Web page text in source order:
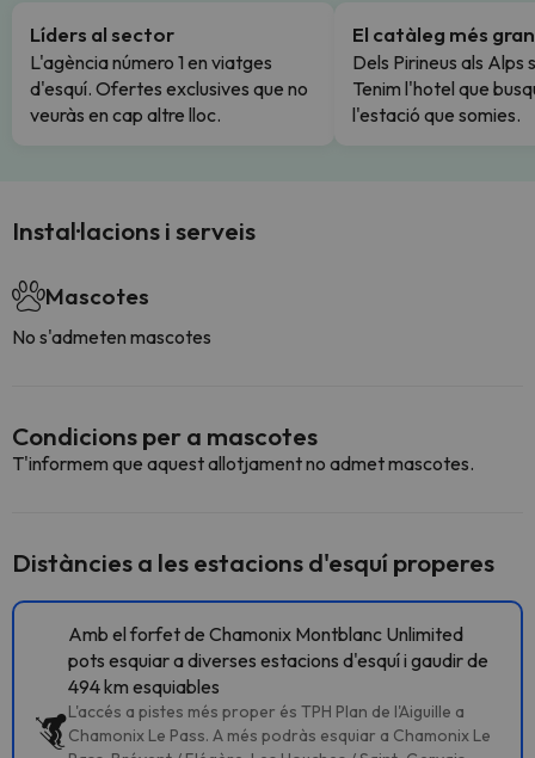
Líders al sector
L'agència número 1 en viatges
d'esquí. Ofertes exclusives que no
veuràs en cap altre lloc.
El catàleg més gran
Dels Pirineus als Alps
Tenim l'hotel que
l'estació que somies.
Instal·lacions i serveis
Mascotes
No s'admeten mascotes
Condicions per a mascotes
T'informem que aquest allotjament no admet mascotes.
Distàncies a les estacions d'esquí properes
Amb el forfet de Chamonix Montblanc Unlimited
pots esquiar a diverses estacions d'esquí i gaudir de
494 km esquiables
L'accés a pistes més proper és TPH Plan de l'Aiguille a
Chamonix Le Pass. A més podràs esquiar a Chamonix Le